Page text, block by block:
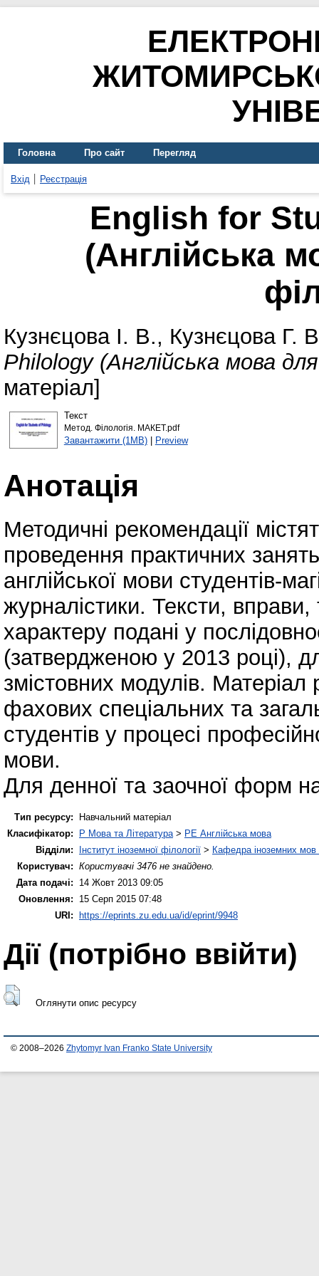
Головна Про сайт Перегляд
Вхід Реєстрація
English for
(Англійська
Кузнєцова І. В., Кузнєцова Г.
Philology (Англійська мова
матеріал]
Текст
Метод. Філологія. МАКЕТ.pdf
Завантажити (1MB)| Preview
Анотація
Методичні рекомендації
проведення практичних занять
англійської мови студентів-
журналістики. Тексти,
характеру подані у
(затвердженою у 2013 році),
змістовних модулів.
фахових спеціальних та
студентів у процесі
мови.
Для денної та заочної форм
Тип ресурсу:
Навчальний матеріал
Класифікатор:
P Мова та Література > PE Англійська мова
Відділи:
Інститут іноземної філології > Кафедра іноземних мов
Користувач: Користувачі 3476 не знайдено.
Дата подачі:
14 Жовт 2013 09:05
Оновлення:
15 Серп 2015 07:48
URI: https://eprints.zu.edu.ua/id/eprint/9948
Дії ​​(потрібно ввійти)
Оглянути опис ресурсу
© 2008–2026 Zhytomyr Ivan Franko State University